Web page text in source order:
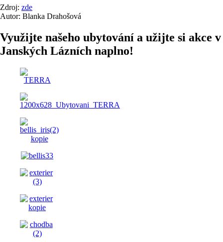
Zdroj: zde
Autor: Blanka Drahošová
Využijte našeho ubytování a užijte si akce v
Janských Lázních naplno!